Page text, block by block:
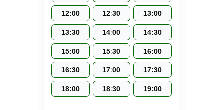
12:00 12:30 13:00
13:30 14:00 14:30
15:00 15:30 16:00
16:30 17:00 17:30
18:00 18:30 19:00